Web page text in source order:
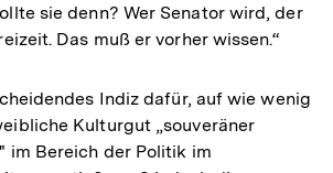
sie denn? Wer Senator wird, der
Das muß er vorher wissen.“
Indiz dafür, auf wie wenig
Kulturgut „souveräner
im Bereich der Politik im